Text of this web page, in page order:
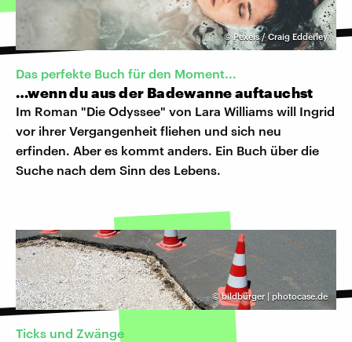
©Pexels / Craig Edderley
Das perfekte Buch für den Moment...
…wenn du aus der Badewanne auftauchst
Im Roman "Die Odyssee" von Lara Williams will Ingrid
vor ihrer Vergangenheit fliehen und sich neu
erfinden. Aber es kommt anders. Ein Buch über die
Suche nach dem Sinn des Lebens.
©bildbürger | photocase.de
Ticks und Zwänge